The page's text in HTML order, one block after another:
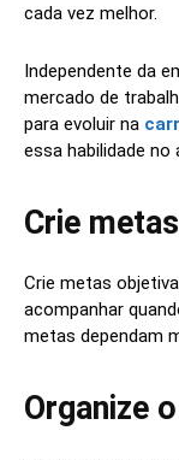
cada vez melhor.
Independente da
mercado de
para evoluir na
essa habilidade no
Crie
Crie metas
acompanhar
metas dependam
Organize